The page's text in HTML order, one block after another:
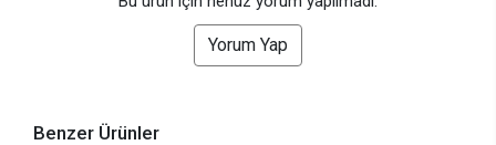
Yorum Yap
Benzer Ürünler